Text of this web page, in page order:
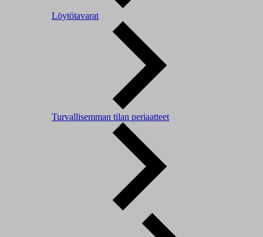
Löytötavarat
Turvallisemman tilan periaatteet